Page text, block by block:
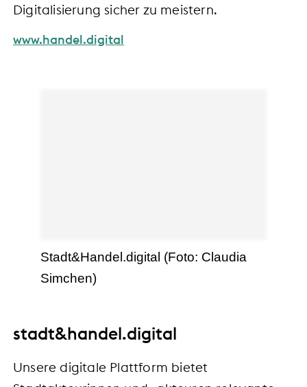
Digitalisierung sicher zu meistern.
www.handel.digital
Stadt&Handel.digital (Foto: Claudia
Simchen)
stadt&handel.digital
Unsere digitale Plattform bietet